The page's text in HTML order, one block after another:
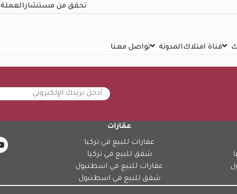
تحقق من مستشارالعملة
قناة امتلاكالمدونة تواصل معنا
عقارات
عقارات للبيع في تركيا
شقق للبيع في تركيا
عقارات للبيع في اسطنبول
شقق للبيع في اسطنبول